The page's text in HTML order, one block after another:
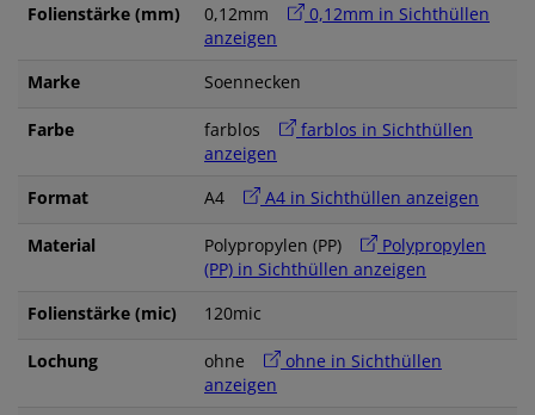
Folienstärke (mm) 0,12mm
0,12mm in Sichthüllen
anzeigen
Marke
Soennecken
Farbe farblos
farblos in Sichthüllen
anzeigen
Format
A4 A4 in Sichthüllen anzeigen
Material Polypropylen (PP)
Polypropylen
(PP) in Sichthüllen anzeigen
Folienstärke (mic)
120mic
Lochung ohne
ohne in Sichthüllen
anzeigen